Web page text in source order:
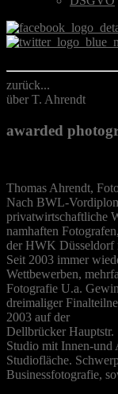
zurück...
über T. Ahrendt
awarded
Thomas Ahrendt,
Nach BWL-
privatwirtschaftliche
namhaften
der HWK Düsseldorf
Seit 2003 immer
Wettbewerben,
Fotografie U.a.
dreimaliger
2003 auf der
Dellbrücker Hauptstr.
Studio mit Innen-und
Studiofläche.
Businessfotografie,